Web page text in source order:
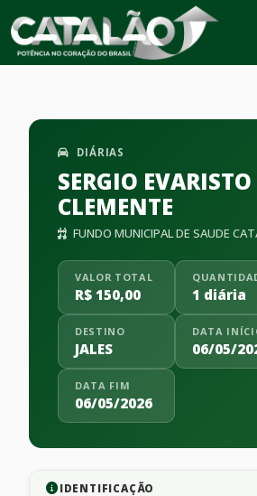
DIÁRIAS
SERGIO EVARISTO
CLEMENTE
FUNDO MUNICIPAL DE SAUDE
VALOR TOTAL
R$ 150,00 1 diária
DESTINO
JALES
DATA
06/05/
DATA FIM
06/05/2026
IDENTIFICAÇÃO